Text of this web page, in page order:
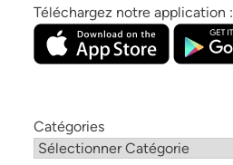
Téléchargez notre application :
Catégories